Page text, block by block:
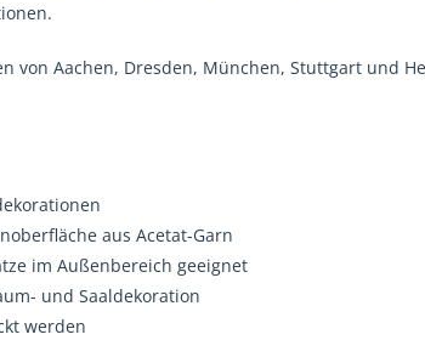
von Aachen, Dresden, München, Stuttgart und
aus Acetat-Garn
im Außenbereich geeignet
und Saaldekoration
werden